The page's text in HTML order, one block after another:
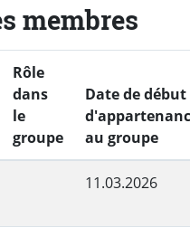
membres
Rôle
dans
le
groupe
Date de début
au groupe
11.03.2026